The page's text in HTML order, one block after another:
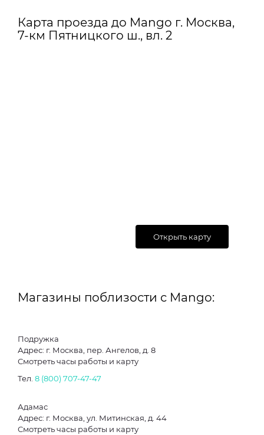
Карта проезда до Mango г. Москва,
7-км Пятницкого ш., вл. 2
Открыть карту
Магазины поблизости с Mango:
Подружка
Адрес: г. Москва, пер. Ангелов, д. 8
Смотреть часы работы и карту
Тел. 8 (800) 707-47-47
Адамас
Адрес: г. Москва, ул. Митинская, д. 44
Смотреть часы работы и карту